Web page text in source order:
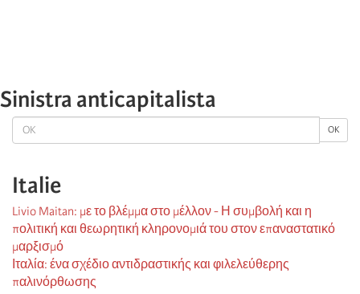
OK OK
Italie
Livio Maitan: με το βλέμμα στο μέλλον - Η συμβολή και η
πολιτική και θεωρητική κληρονομιά του στον επαναστατικό
μαρξισμό
Ιταλία: ένα σχέδιο αντιδραστικής και φιλελεύθερης
παλινόρθωσης
Sinistra anticapitalista